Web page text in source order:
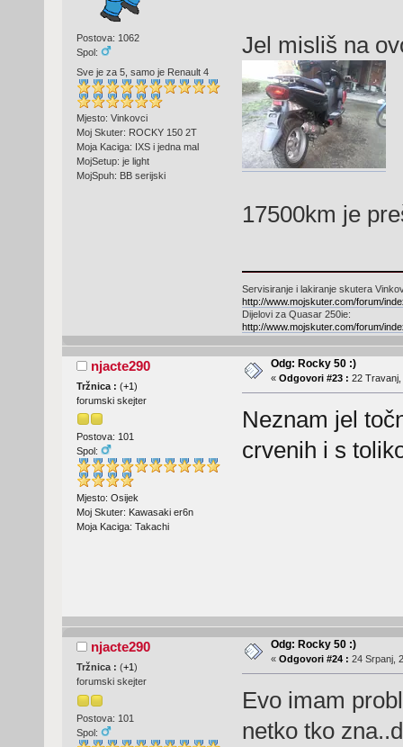
Postova: 1062
Spol:
Sve je za 5, samo je Renault 4
Mjesto: Vinkovci
Moj Skuter: ROCKY 150 2T
Moja Kaciga: IXS i jedna mal
MojSetup: je light
MojSpuh: BB serijski
Jel misliš na
17500km je
Servisiranje i lakiranje skutera
http://www.mojskuter.com/forum/
Dijelovi za Quasar 250ie:
http://www.mojskuter.com/forum/
njacte290
Tržnica : (+1)
forumski skejter
Postova: 101
Spol:
Mjesto: Osijek
Moj Skuter: Kawasaki er6n
Moja Kaciga: Takachi
Odg: Rocky 50 :)
« Odgovori #23 : 22
Neznam jel
crvenih i s
njacte290
Tržnica : (+1 )
forumski skejter
Postova: 101
Spol:
Odg: Rocky 50 :)
« Odgovori #24 : 24 Srpanj,
Evo imam
netko tko